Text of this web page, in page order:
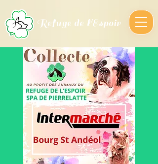
Refuge de l'Espoir